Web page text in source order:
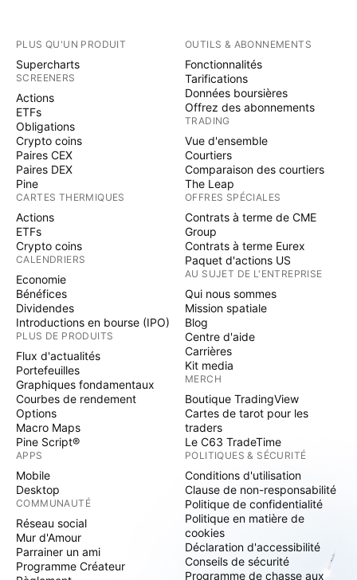
PLUS QU'UN PRODUIT
Supercharts
SCREENERS
Actions
ETFs
Obligations
Crypto coins
Paires CEX
Paires DEX
Pine
CARTES THERMIQUES
Actions
ETFs
Crypto coins
CALENDRIERS
Economie
Bénéfices
Dividendes
Introductions en bourse (IPO)
PLUS DE PRODUITS
Flux d'actualités
Portefeuilles
Graphiques fondamentaux
Courbes de rendement
Options
Macro Maps
Pine Script®
APPS
Mobile
Desktop
COMMUNAUTÉ
Réseau social
Mur d'Amour
Parrainer un ami
Programme Créateur
OUTILS & ABONNEMENTS
Fonctionnalités
Tarifications
Données boursières
Offrez des abonnements
TRADING
Vue d'ensemble
Courtiers
Comparaison des courtiers
The Leap
OFFRES SPÉCIALES
Contrats à terme de CME
Group
Contrats à terme Eurex
Paquet d'actions US
AU SUJET DE L'ENTREPRISE
Qui nous sommes
Mission spatiale
Blog
Centre d'aide
Carrières
Kit media
MERCH
Boutique TradingView
Cartes de tarot pour les
traders
Le C63 TradeTime
POLITIQUES & SÉCURITÉ
Conditions d'utilisation
Clause de non-responsabilité
Politique de confidentialité
Politique en matière de
cookies
Déclaration d'accessibilité
Conseils de sécurité
Programme de chasse aux